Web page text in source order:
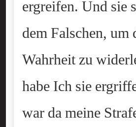
ergreifen. Und sie
dem Falschen,
Wahrheit zu
habe Ich sie
war da meine